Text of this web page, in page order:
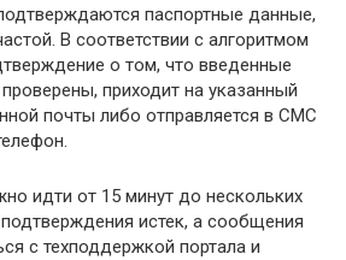
паспортные данные,
В соответствии с алгоритмом
о том, что введенные
приходит на указанный
почты либо отправляется в СМС
идти от 15 минут до нескольких
истек, а сообщения
с техподдержкой портала и